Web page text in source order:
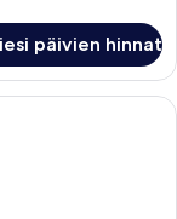
päivien hinnat
mökin